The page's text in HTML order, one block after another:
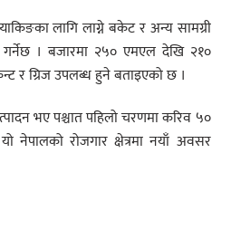
लागि लाग्ने बकेट र अन्य सामग्री
। बजारमा २५० एमएल देखि २१०
र ग्रिज उपलब्ध हुने बताइएको छ ।
भए पश्चात पहिलो चरणमा करिव ५०
नेपालको रोजगार क्षेत्रमा नयाँ अवसर